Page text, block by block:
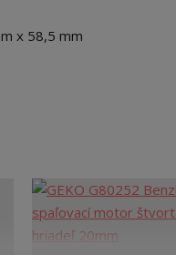
x 58,5 mm